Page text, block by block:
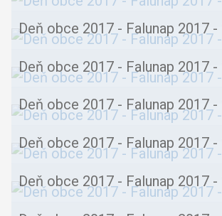
Deň obce 2017 - Falunap 2017 -
Deň obce 2017 - Falunap 2017 -
Deň obce 2017 - Falunap 2017 -
Deň obce 2017 - Falunap 2017 -
Deň obce 2017 - Falunap 2017 -